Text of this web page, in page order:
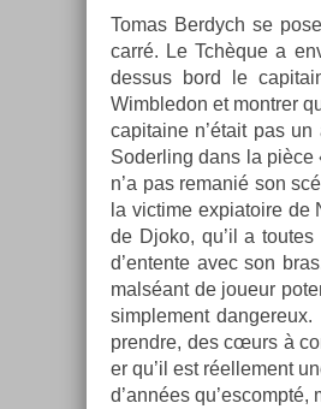
Tomas Be­rdych se
carré. Le Tchèque a
dessus bord le
Wimbledon et montr­er
capitaine n’était pas
Soderl­ing dans la pièce
n’a pas re­manié son
la vic­time ex­piatoire
de Djoko, qu’il a
d’en­tente avec son
malséant de joueur
simple­ment
pre­ndre, des cœurs à
er qu’il est réel­le­ment
d’années